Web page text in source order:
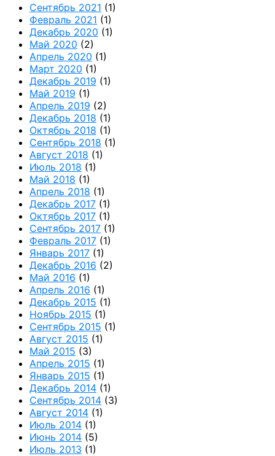
Сентябрь 2021 (1)
Февраль 2021 (1)
Декабрь 2020 (1)
Май 2020 (2)
Апрель 2020 (1)
Март 2020 (1)
Декабрь 2019 (1)
Май 2019 (1)
Апрель 2019 (2)
Декабрь 2018 (1)
Октябрь 2018 (1)
Сентябрь 2018 (1)
Август 2018 (1)
Июль 2018 (1)
Май 2018 (1)
Апрель 2018 (1)
Декабрь 2017 (1)
Октябрь 2017 (1)
Сентябрь 2017 (1)
Февраль 2017 (1)
Январь 2017 (1)
Декабрь 2016 (2)
Май 2016 (1)
Апрель 2016 (1)
Декабрь 2015 (1)
Ноябрь 2015 (1)
Сентябрь 2015 (1)
Август 2015 (1)
Май 2015 (3)
Апрель 2015 (1)
Январь 2015 (1)
Декабрь 2014 (1)
Сентябрь 2014 (3)
Август 2014 (1)
Июль 2014 (1)
Июнь 2014 (5)
Июль 2013 (1)